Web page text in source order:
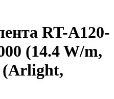
RT-A120-
(14.4 W/m,
(Arlight,